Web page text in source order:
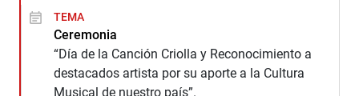
TEMA
Ceremonia
“Día de la Canción Criolla y Reconocimiento a
destacados artista por su aporte a la Cultura
Musical de nuestro país”.